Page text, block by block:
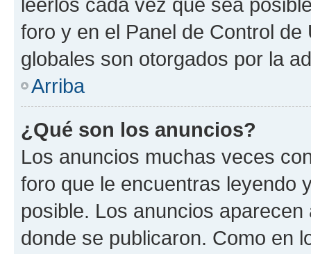
foro y en el Panel de Control
globales son otorgados por la
Arriba
¿Qué son los anuncios?
Los anuncios muchas veces
foro que le encuentras leyendo
posible. Los anuncios
donde se publicaron. Como en